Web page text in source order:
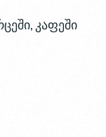
კაფეში